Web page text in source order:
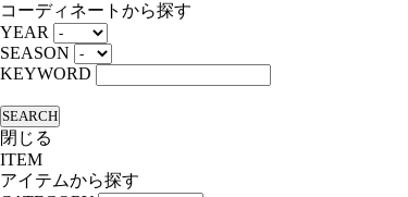
コーディネートから探す
YEAR
SEASON
KEYWORD
SEARCH
閉じる
ITEM
アイテムから探す